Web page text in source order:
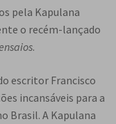
pela Kapulana
o recém-lançado
.
escritor Francisco
incansáveis para a
Brasil. A Kapulana